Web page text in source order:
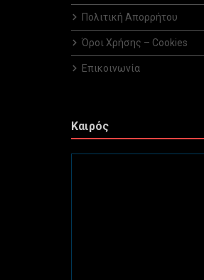
Πολιτική Απορρήτου
Όροι Χρήσης – Cookies
Επικοινωνία
Καιρός